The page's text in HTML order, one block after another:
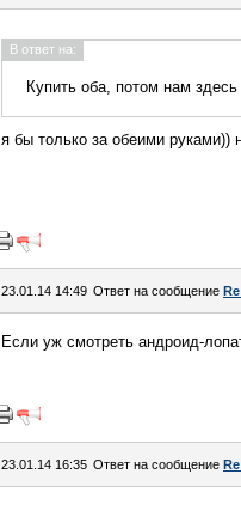
В ответ на:
Купить оба, потом нам
я бы только за обеими руками))
23.01.14 14:49 Ответ на сообщение
Если уж смотреть андроид-
23.01.14 16:35 Ответ на сообщение